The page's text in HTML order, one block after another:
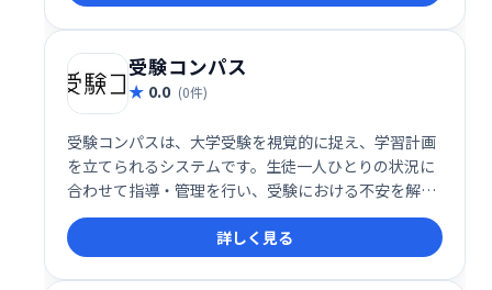
記録・分析し、より効果的な学習をサポートします。
受験コンパス
0.0 (0件)
受験コンパスは、大学受験を視覚的に捉え、学習計画
を立てられるシステムです。生徒一人ひとりの状況に
合わせて指導・管理を行い、受験における不安を解消
します。目標達成をサポートし、効率的な学習を実現
します。
詳しく見る